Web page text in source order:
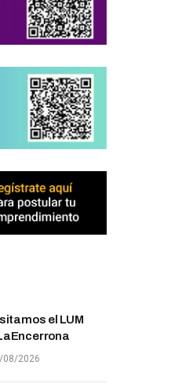
el LUM
08/2026